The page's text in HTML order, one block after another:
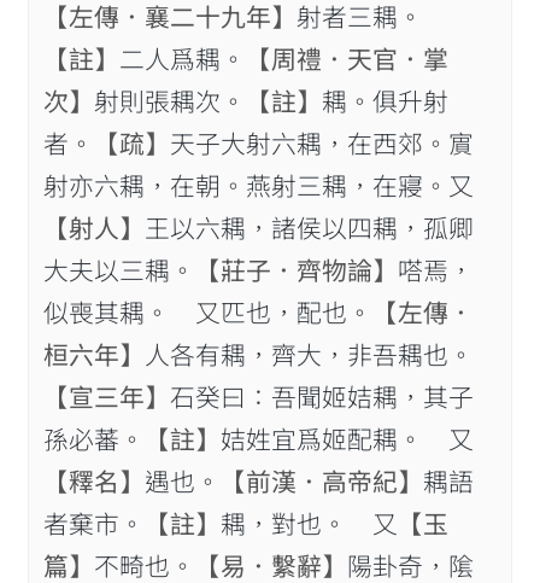
【左傳．襄二十九年】 射者三耦。
【註】 二人爲耦。
【周禮．天官．掌
次】 射則張耦次。 【註】 耦。俱升射
者。
【疏】 天子大射六耦，在西郊。賔
射亦六耦，在朝。燕射三耦，在寢。又
【射人】 王以六耦，諸侯以四耦，孤卿
大夫以三耦。
【莊子．齊物論】 嗒焉，
似喪其耦。 又匹也，配也。
【左傳．
桓六年】 人各有耦，齊大，非吾耦也。
【宣三年】 石癸曰：吾聞姬姞耦，其子
孫必蕃。
【註】 姞姓宜爲姬配耦。 又
【釋名】 遇也。 【前漢．高帝紀】 耦語
者棄市。
【註】 耦，對也。 又
【玉
篇】 不畸也。 【易．繫辭】 陽卦奇，隂